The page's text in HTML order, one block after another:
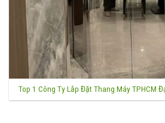
Top 1 Công Ty Lắp Đặt Thang Máy TPHCM